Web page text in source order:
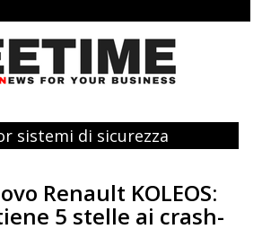
sistemi di sicurezza
Renault KOLEOS:
5 stelle ai crash-